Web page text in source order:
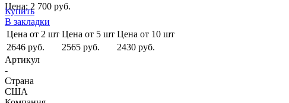
Цена: 2 700 руб.
Купить
В закладки
Цена от 2 шт Цена от 5 шт Цена от 10 шт
2646 руб.
2565 руб.
2430 руб.
Артикул
-
Страна
США